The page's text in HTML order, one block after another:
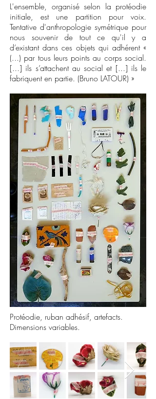
L'ensemble, organisé selon la protéodie
initiale, est une partition pour voix.
Tentative d'anthropologie symétrique pour
nous souvenir de tout ce qu'il y a
d’existant dans ces objets qui adhérent «
(...) par tous leurs points au corps social.
[...] ils s’attachent au social et [...] ils le
fabriquent en partie. (Bruno LATOUR) »
Protéodie, ruban adhésif, artefacts.
Dimensions variables.